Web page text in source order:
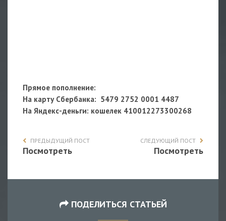
Прямое пополнение:
На карту Сбербанка: 5479 2752 0001 4487
На Яндекс-деньги: кошелек 410012273300268
ПРЕДЫДУЩИЙ ПОСТ
Посмотреть
СЛЕДУЮЩИЙ ПОСТ
Посмотреть
ПОДЕЛИТЬСЯ СТАТЬЕЙ